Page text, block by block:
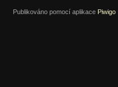
Publikováno pomocí aplikace Piwigo